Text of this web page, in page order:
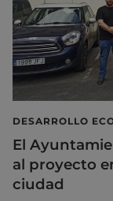
DESARROLLO
El
al proyecto
ciudad